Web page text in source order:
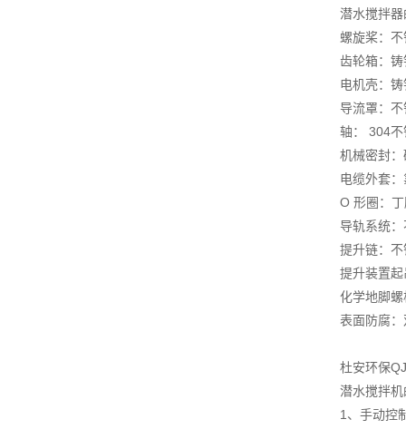
潜水搅拌
螺旋桨：
齿轮箱：
电机壳：
导流罩：
轴： 304不
机械密封
电缆外套
O 形圈：
导轨系统
提升链：
提升装置
化学地脚
表面防腐
杜安环保
潜水搅拌
1、手动控